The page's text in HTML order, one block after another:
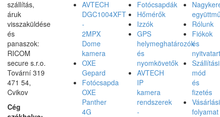
szállítás,
áruk
visszaküldése
és
panaszok:
RICOM
secure s.r.o.
Tovární 319
471 54,
Cvikov
Cég
AVTECH
DGC1004XFT
-
2MPX
Dome
kamera
OXE
Gepard
Fotócsapda
OXE
Panther
4G
Fotócsapdák
Hőmérők
Izzók
GPS
helymeghatározók
és
nyomkövetők
AVTECH
IP
kamera
rendszerek
-
Rólunk
Fiókok
és
Szállítási
mód
és
fizetés
Vásárlási
folyamat